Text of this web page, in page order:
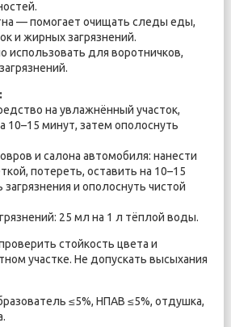
— помогает очищать следы еды,
и жирных загрязнений.
для воротничков,
на увлажнённый участок,
10–15 минут, затем ополоснуть
и салона автомобиля: нанести
потереть, оставить на 10–15
и ополоснуть чистой
25 мл на 1 л тёплой воды.
стойкость цвета и
участке. Не допускать высыхания
≤5%, НПАВ ≤5%, отдушка,